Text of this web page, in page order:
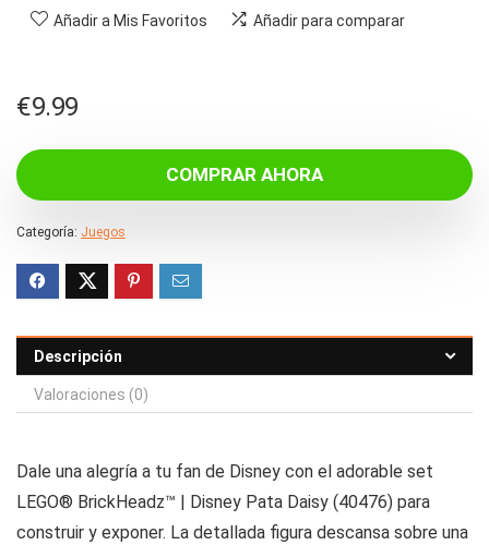
Añadir a Mis Favoritos Añadir para comparar
€9.99
COMPRAR AHORA
Categoría: Juegos
Descripción
Valoraciones (0)
Dale una alegría a tu fan de Disney con el adorable set
LEGO® BrickHeadz™ | Disney Pata Daisy (40476) para
construir y exponer. La detallada figura descansa sobre una